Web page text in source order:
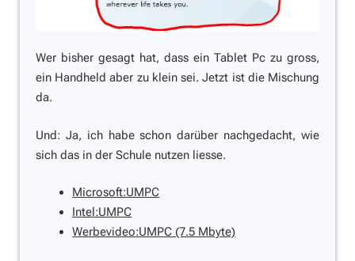
Wer bisher gesagt hat, dass ein Tablet Pc zu gross,
ein Handheld aber zu klein sei. Jetzt ist die Mischung
da.
Und: Ja, ich habe schon darüber nachgedacht, wie
sich das in der Schule nutzen liesse.
Microsoft:UMPC
Intel:UMPC
Werbevideo:UMPC (7.5 Mbyte)